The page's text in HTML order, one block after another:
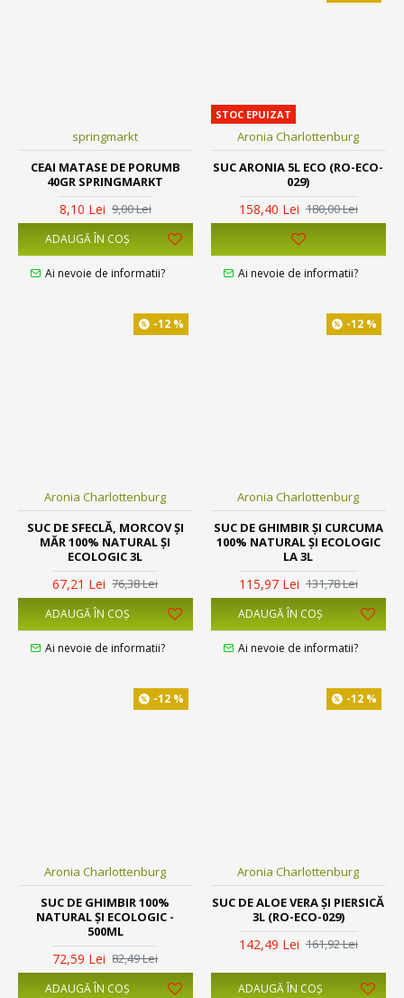
springmarkt
CEAI MATASE DE PORUMB
40GR SPRINGMARKT
8,10 Lei 9,00 Lei
ADAUGĂ ÎN COŞ
Ai nevoie de informatii?
STOC EPUIZAT
Aronia Charlottenburg
SUC ARONIA 5L ECO (RO-ECO-
029)
158,40 Lei 180,00 Lei
Ai nevoie de informatii?
-12 %
Aronia Charlottenburg
SUC DE SFECLĂ, MORCOV ȘI
MĂR 100% NATURAL ȘI
ECOLOGIC 3L
67,21 Lei 76,38 Lei
ADAUGĂ ÎN COŞ
Ai nevoie de informatii?
-12 %
Aronia Charlottenburg
SUC DE GHIMBIR ȘI CURCUMA
100% NATURAL ȘI ECOLOGIC
LA 3L
115,97 Lei 131,78 Lei
ADAUGĂ ÎN COŞ
Ai nevoie de informatii?
-12 %
Aronia Charlottenburg
SUC DE GHIMBIR 100%
NATURAL ȘI ECOLOGIC -
500ML
72,59 Lei 82,49 Lei
ADAUGĂ ÎN COŞ
-12 %
Aronia Charlottenburg
SUC DE ALOE VERA ȘI PIERSICĂ
3L (RO-ECO-029)
142,49 Lei 161,92 Lei
ADAUGĂ ÎN COŞ